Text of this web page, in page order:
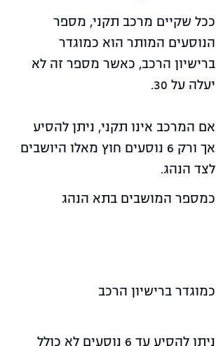
ככל שקיים מרכב תקני, מספר
הנוסעים המותר הוא כמוגדר
ברישיון הרכב, כאשר מספר זה לא
יעלה על 30.
אם המרכב אינו תקני, ניתן להסיע
אך ורק 6 נוסעים חוץ מאלו היושבים
לצד הנהג.
כמספר המושבים בתא הנהג
כמוגדר ברישיון הרכב
ניתן להסיע עד 6 נוסעים לא כולל